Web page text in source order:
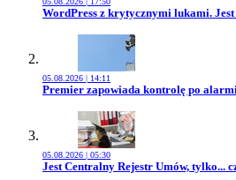
Przejdź do artykułu:
WordPress z krytycznymi lukami.
05.08.2026 | 14:11
Przejdź do artykułu:
Premier zapowiada kontrolę po
05.08.2026 | 05:30
Przejdź do artykułu:
Jest Centralny Rejestr Umów, tylko...